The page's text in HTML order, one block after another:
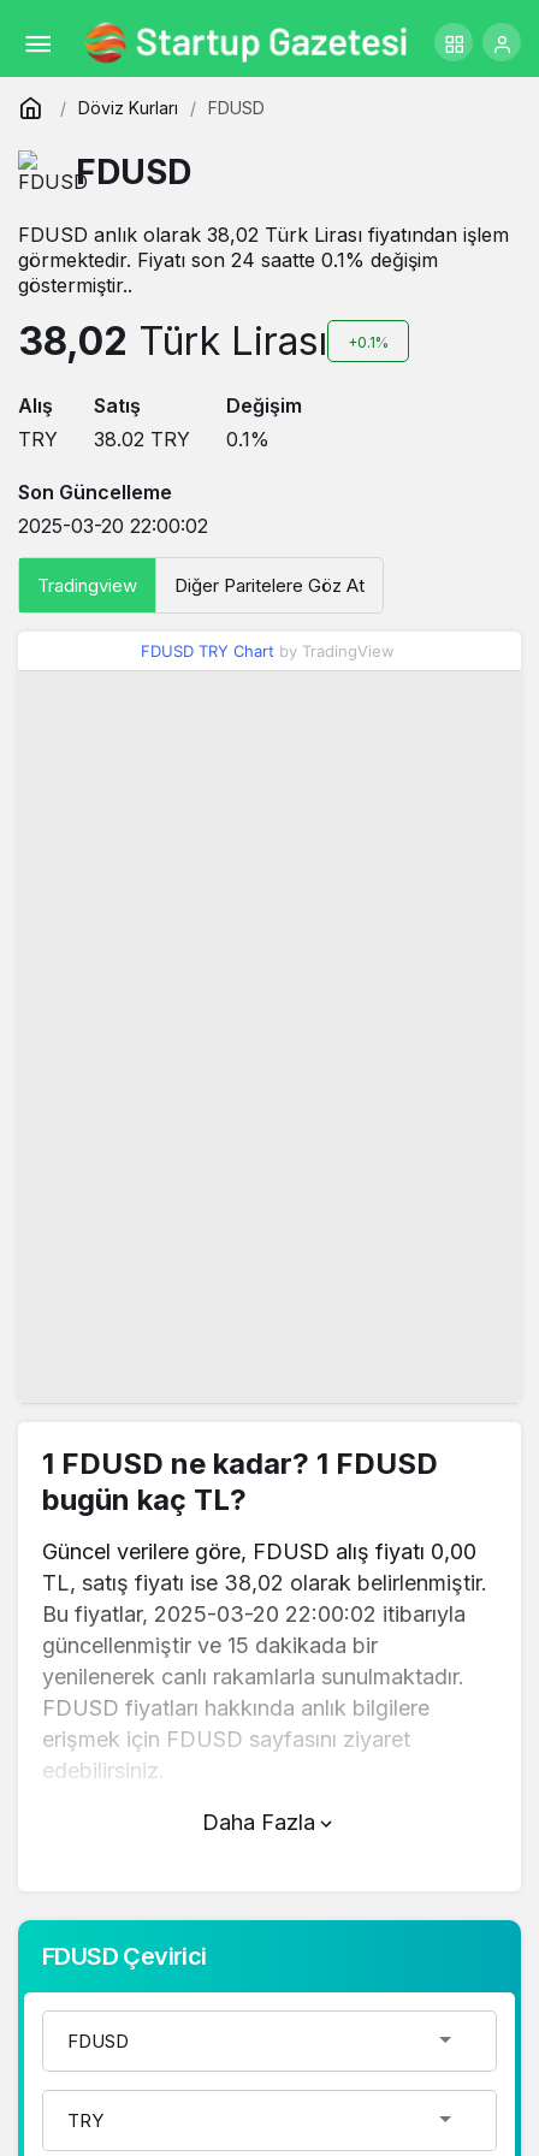
Döviz Kurları FDUSD
FDUSD
FDUSD anlık olarak 38,02 Türk Lirası fiyatından işlem
görmektedir. Fiyatı son 24 saatte 0.1% değişim
göstermiştir..
38,02 Türk Lirası +0.1%
Alış
TRY
Satış
38.02 TRY
Değişim
0.1%
Son Güncelleme
2025-03-20 22:00:02
Tradingview Diğer Paritelere Göz At
FDUSD TRY Chart by TradingView
1 FDUSD ne kadar? 1 FDUSD
bugün kaç TL?
Güncel verilere göre, FDUSD alış fiyatı 0,00
TL, satış fiyatı ise 38,02 olarak belirlenmiştir.
Bu fiyatlar, 2025-03-20 22:00:02 itibarıyla
güncellenmiştir ve 15 dakikada bir
yenilenerek canlı rakamlarla sunulmaktadır.
FDUSD fiyatları hakkında anlık bilgilere
erişmek için FDUSD sayfasını ziyaret
edebilirsiniz.
FDUSD (TL) fiyatı bugün düştü.
işlem hacmi 0. Fiyatı son 24 saatte 0,100000
değişim göstermiştir..
FDUSD hesaplama işlemleri için, sayfanın
üstünde yer alan çevirici aracını kullanarak
mevcut fiyatlar üzerinden hızlı ve kolay bir
şekilde çevirme işlemlerinizi
Daha Fazla
FDUSD Çevirici